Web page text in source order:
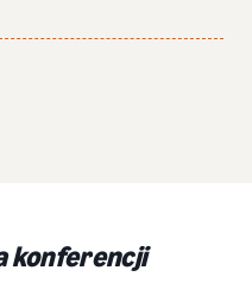
konferencji